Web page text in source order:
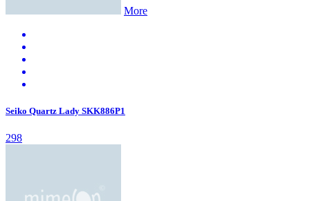
More
Seiko Quartz Lady SKK886P1
298